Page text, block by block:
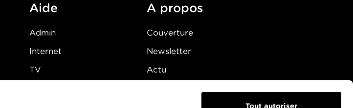
Tout autoriser
Aide
Admin
Internet
TV
A propos
Couverture
Newsletter
Actu